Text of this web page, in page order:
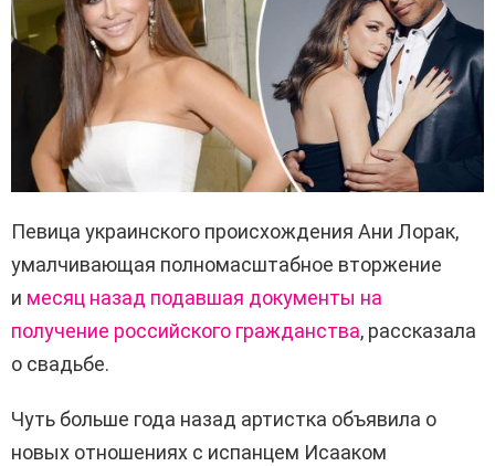
Певица украинского происхождения Ани Лорак,
умалчивающая полномасштабное вторжение
и месяц назад подавшая документы на
получение российского гражданства, рассказала
о свадьбе.
Чуть больше года назад артистка объявила о
новых отношениях с испанцем Исааком